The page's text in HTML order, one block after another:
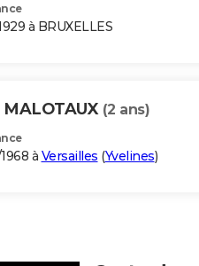
à BRUXELLES
MALOTAUX (2 ans)
à Versailles (Yvelines)